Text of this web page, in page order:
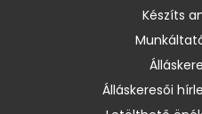
Készíts
Álláskeresői